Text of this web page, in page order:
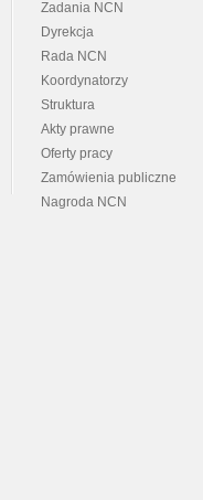
Zadania NCN
Dyrekcja
Rada NCN
Koordynatorzy
Struktura
Akty prawne
Oferty pracy
Zamówienia publiczne
Nagroda NCN